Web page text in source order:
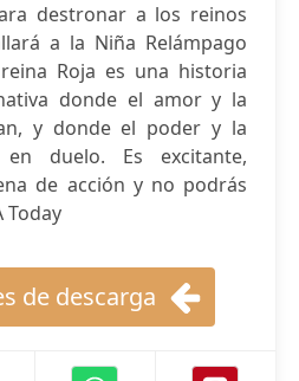
destronar a los reinos
a la Niña Relámpago
Roja es una historia
donde el amor y la
y donde el poder y la
duelo. Es excitante,
de acción y no podrás
Today
de descarga